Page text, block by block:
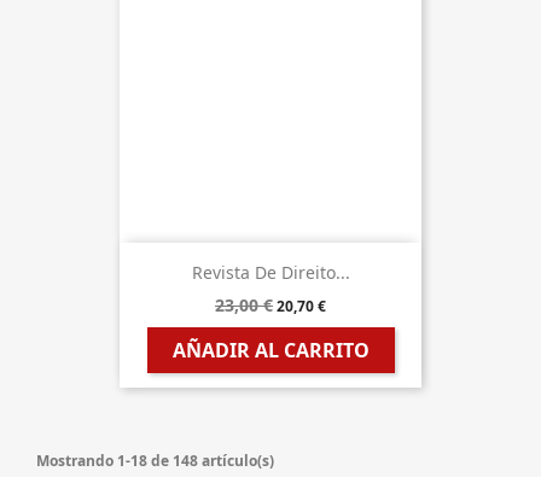
Revista De Direito...
23,00 €20,70 €
AÑADIR AL CARRITO
Mostrando 1-18 de 148 artículo(s)